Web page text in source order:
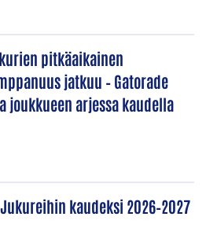
pitkäaikainen
jatkuu – Gatorade
joukkueen arjessa kaudella
kaudeksi 2026–2027